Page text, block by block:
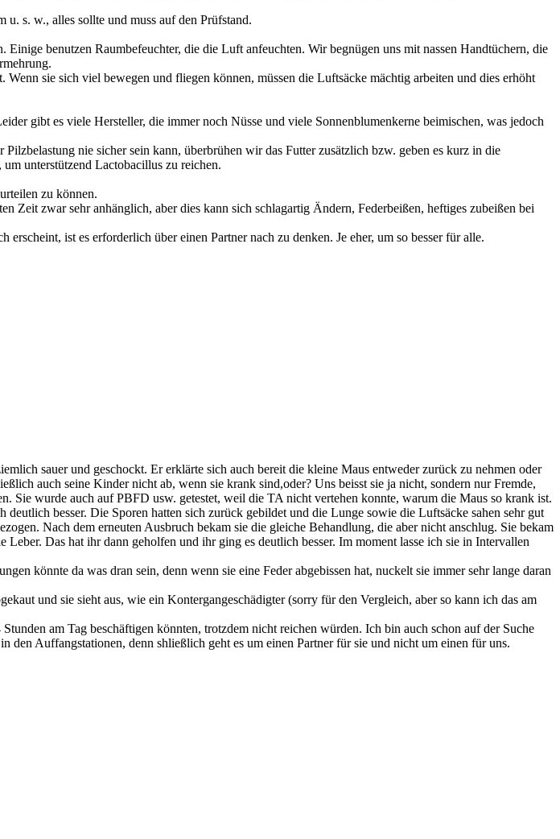
s. w., alles sollte und muss auf den Prüfstand.
benutzen Raumbefeuchter, die die Luft anfeuchten. Wir begnügen uns mit nassen Handtüchern, die
sie sich viel bewegen und fliegen können, müssen die Luftsäcke mächtig arbeiten und dies erhöht
gibt es viele Hersteller, die immer noch Nüsse und viele Sonnenblumenkerne beimischen, was jedoch
nie sicher sein kann, überbrühen wir das Futter zusätzlich bzw. geben es kurz in die
unterstützend Lactobacillus zu reichen.
zu können.
Zeit zwar sehr anhänglich, aber dies kann sich schlagartig Ändern, Federbeißen, heftiges zubeißen bei
ist es erforderlich über einen Partner nach zu denken. Je eher, um so besser für alle.
sauer und geschockt. Er erklärte sich auch bereit die kleine Maus entweder zurück zu nehmen oder
auch seine Kinder nicht ab, wenn sie krank sind,oder? Uns beisst sie ja nicht, sondern nur Fremde,
Sie wurde auch auf PBFD usw. getestet, weil die TA nicht vertehen konnte, warum die Maus so krank ist.
besser. Die Sporen hatten sich zurück gebildet und die Lunge sowie die Luftsäcke sahen sehr gut
Nach dem erneuten Ausbruch bekam sie die gleiche Behandlung, die aber nicht anschlug. Sie bekam
Das hat ihr dann geholfen und ihr ging es deutlich besser. Im moment lasse ich sie in Intervallen
könnte da was dran sein, denn wenn sie eine Feder abgebissen hat, nuckelt sie immer sehr lange daran
und sie sieht aus, wie ein Kontergangeschädigter (sorry für den Vergleich, aber so kann ich das am
am Tag beschäftigen könnten, trotzdem nicht reichen würden. Ich bin auch schon auf der Suche
Auffangstationen, denn shließlich geht es um einen Partner für sie und nicht um einen für uns.